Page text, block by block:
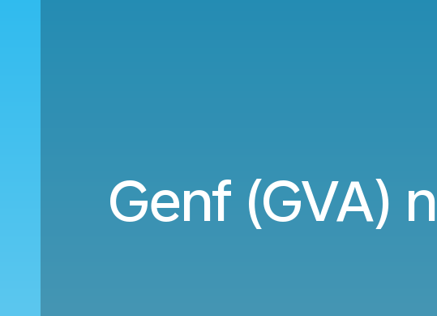
Genf (GVA)